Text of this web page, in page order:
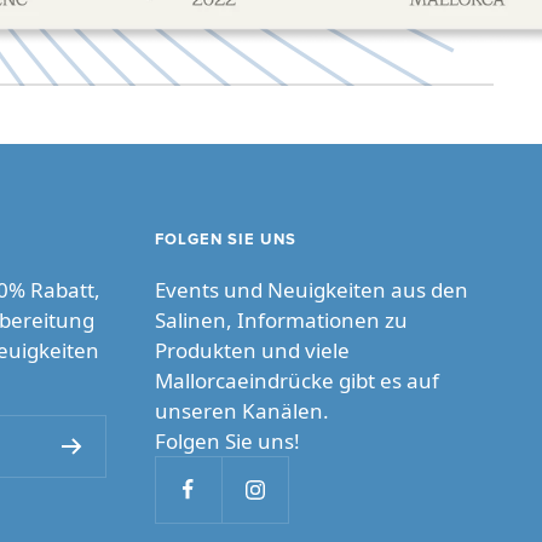
Rabatt,
FOLGEN SIE UNS
Events und Neuigkeiten aus den
Salinen, Informationen zu
Produkten und viele
Mallorcaeindrücke gibt es auf
unseren Kanälen.
Folgen Sie uns!